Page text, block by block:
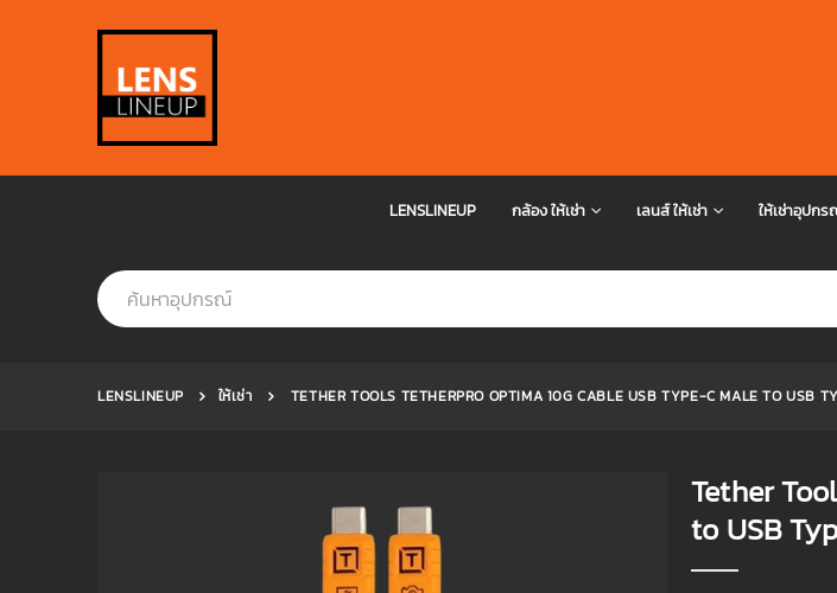
LENSLINEUP กล้อง ให้เช่า เลนส์ ให้เช่า ให้เช่าอุปก
LENSLINEUP ให้เช่า TETHER TOOLS TETHERPRO OPTIMA 10G CABLE USB TYPE-C MALE TO USB
Tether
to USB